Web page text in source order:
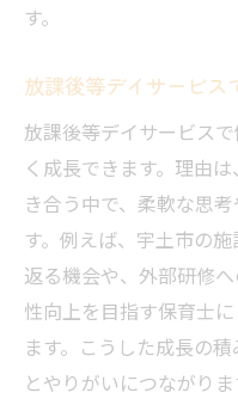
す。
放課後等デイサービス
放課後等デイサービス
く成長できます。理由
き合う中で、柔軟な思
す。例えば、宇土市の
返る機会や、外部研修
性向上を目指す保育士
ます。こうした成長の
とやりがいにつながりま